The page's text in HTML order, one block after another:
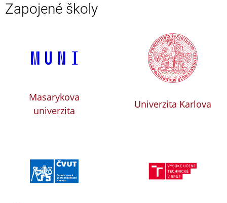
Zapojené školy
Masarykova
univerzita
Univerzita Karlova